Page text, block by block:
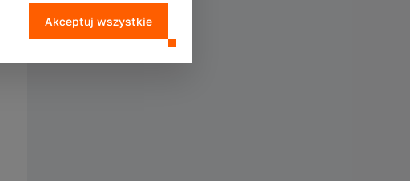
Akceptuj wszystkie